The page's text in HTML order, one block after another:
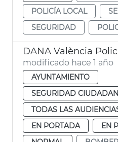
POLICÍA LOCAL
SEGURIDAD
DANA València
modificado hace 1 año
AYUNTAMIENTO
SEGURIDAD
TODAS LAS
EN PORTADA
EN